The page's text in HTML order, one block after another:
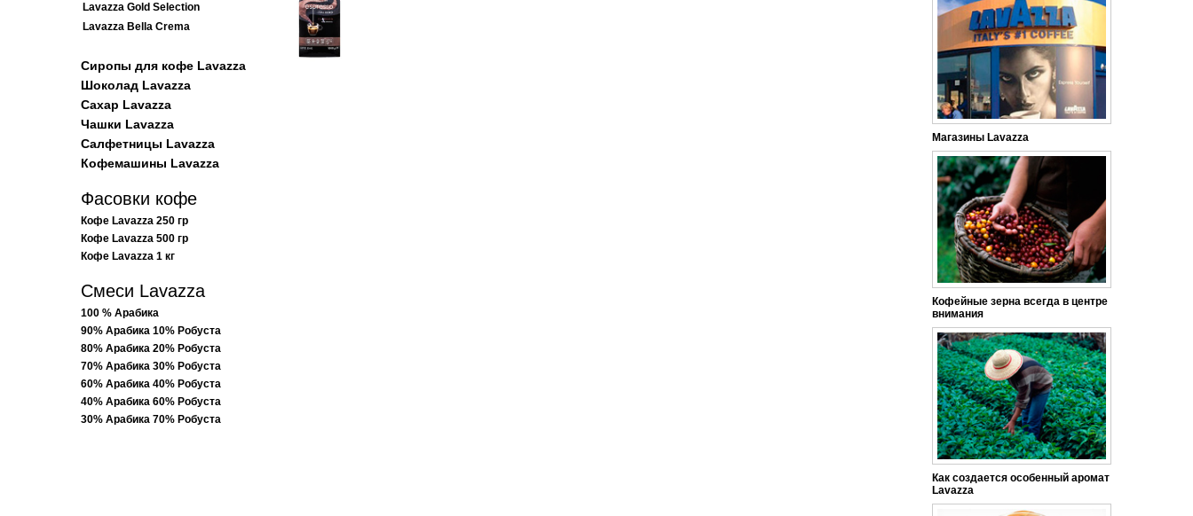
Lavazza Gold Selection
Lavazza Bella Crema
Сиропы для кофе Lavazza
Шоколад Lavazza
Сахар Lavazza
Чашки Lavazza
Салфетницы Lavazza
Кофемашины Lavazza
Фасовки кофе
Кофе Lavazza 250 гр
Кофе Lavazza 500 гр
Кофе Lavazza 1 кг
Смеси Lavazza
100 % Арабика
90% Арабика 10% Робуста
80% Арабика 20% Робуста
70% Арабика 30% Робуста
60% Арабика 40% Робуста
40% Арабика 60% Робуста
30% Арабика 70% Робуста
Магазины Lavazza
Кофейные зерна всегда в центре
внимания
Как создается особенный аромат
Lavazza